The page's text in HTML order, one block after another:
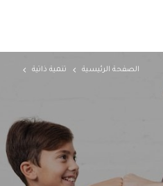
الصفحة الرئيسية تنمية ذاتية